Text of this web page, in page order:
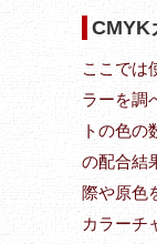
CMYK
ここでは
ラーを調
トの色の
の配合結
際や原色
カラーチ